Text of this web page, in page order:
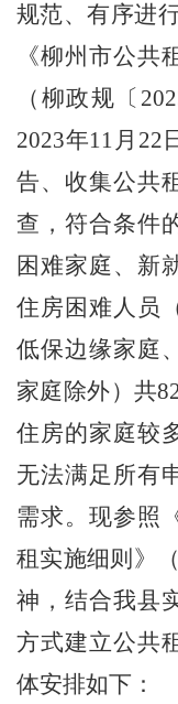
规范、有序进
《柳州市公共
（柳政规〔
2023年11月22
告、收集公共
查，符合条件
困难家庭、新
住房困难人员
低保边缘家庭
家庭除外）共
住房的家庭较
无法满足所有
需求。现参照
租实施细则》
神，结合我县
方式建立公共
体安排如下：